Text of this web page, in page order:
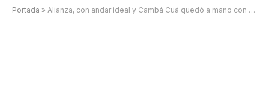
Portada » Alianza, con andar ideal y Cambá Cuá quedó a mano con Mandiyú